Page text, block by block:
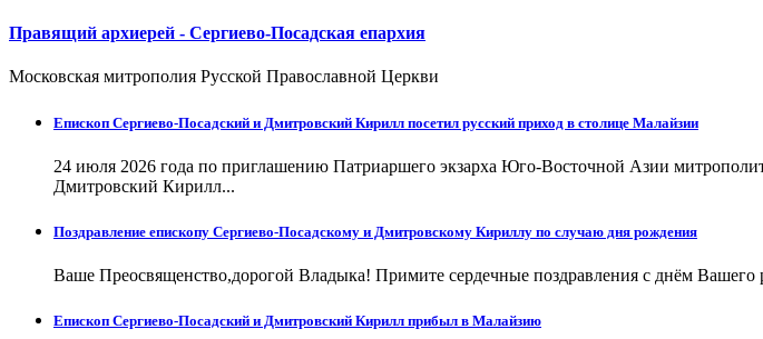
Правящий архиерей - Сергиево-Посадская епархия
Московская митрополия Русской Православной Церкви
Епископ Сергиево-Посадский и Дмитровский Кирилл посетил русский приход в столице Малайзии
24 июля 2026 года по приглашению Патриаршего экзарха Юго-Восточной Азии
Дмитровский Кирилл...
Поздравление епископу Сергиево-Посадскому и Дмитровскому Кириллу по случаю дня рождения
Ваше Преосвященство,дорогой Владыка! Примите сердечные поздравления с днём
Епископ Сергиево-Посадский и Дмитровский Кирилл прибыл в Малайзию